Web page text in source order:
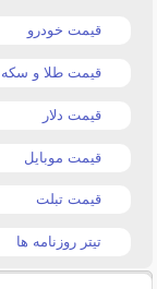
قیمت خودرو
قیمت طلا و سکه
قیمت دلار
قیمت موبایل
قیمت تبلت
تیتر روزنامه ها